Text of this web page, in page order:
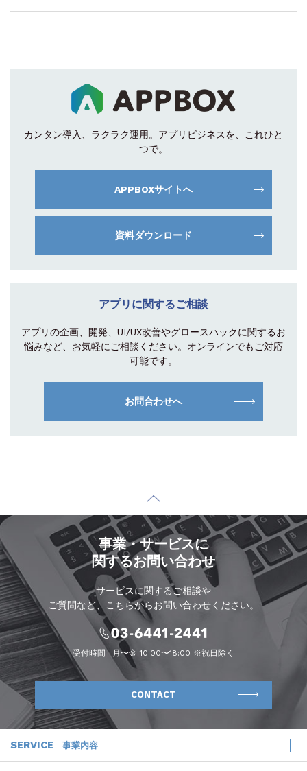
カンタン導入、ラクラク運用。 アプリビジネスを、これひと
つで。
APPBOXサイトへ
資料ダウンロード
アプリに関するご相談
アプリの企画、開発、UI/UX改善やグロースハックに関するお
悩みなど、お気軽にご相談 ください。オンラインでもご対応
可能です。
お問合わせへ
事業・サービスに
関するお問い合わせ
サービスに関するご相談や
ご質問など、こちらからお問い合わせください。
受付時間 月〜金 10:00〜18:00 ※祝日除く
CONTACT
SERVICE 事業内容